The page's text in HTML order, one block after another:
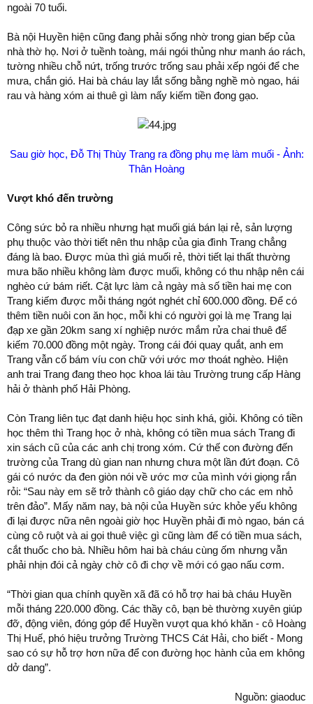
ngoài 70 tuổi.
Bà nội Huyền hiện cũng đang phải sống nhờ trong gian bếp của
nhà thờ họ. Nơi ở tuềnh toàng, mái ngói thủng như manh áo rách,
tường nhiều chỗ nứt, trống trước trống sau phải xếp ngói để che
mưa, chắn gió. Hai bà cháu lay lắt sống bằng nghề mò ngao, hái
rau và hàng xóm ai thuê gì làm nấy kiếm tiền đong gạo.
Sau giờ học, Đỗ Thị Thùy Trang ra đồng phụ mẹ làm muối - Ảnh:
Thân Hoàng
Vượt khó đến trường
Công sức bỏ ra nhiều nhưng hạt muối giá bán lại rẻ, sản lượng
phụ thuộc vào thời tiết nên thu nhập của gia đình Trang chẳng
đáng là bao. Được mùa thì giá muối rẻ, thời tiết lại thất thường
mưa bão nhiều không làm được muối, không có thu nhập nên cái
nghèo cứ bám riết. Cật lực làm cả ngày mà số tiền hai mẹ con
Trang kiếm được mỗi tháng ngót nghét chỉ 600.000 đồng. Để có
thêm tiền nuôi con ăn học, mỗi khi có người gọi là mẹ Trang lại
đạp xe gần 20km sang xí nghiệp nước mắm rửa chai thuê để
kiếm 70.000 đồng một ngày. Trong cái đói quay quắt, anh em
Trang vẫn cố bám víu con chữ với ước mơ thoát nghèo. Hiện
anh trai Trang đang theo học khoa lái tàu Trường trung cấp Hàng
hải ở thành phố Hải Phòng.
Còn Trang liên tục đạt danh hiệu học sinh khá, giỏi. Không có tiền
học thêm thì Trang học ở nhà, không có tiền mua sách Trang đi
xin sách cũ của các anh chị trong xóm. Cứ thế con đường đến
trường của Trang dù gian nan nhưng chưa một lần đứt đoạn. Cô
gái có nước da đen giòn nói về ước mơ của mình với giọng rắn
rỏi: “Sau này em sẽ trở thành cô giáo dạy chữ cho các em nhỏ
trên đảo”. Mấy năm nay, bà nội của Huyền sức khỏe yếu không
đi lại được nữa nên ngoài giờ học Huyền phải đi mò ngao, bán cá
cùng cô ruột và ai gọi thuê việc gì cũng làm để có tiền mua sách,
cắt thuốc cho bà. Nhiều hôm hai bà cháu cùng ốm nhưng vẫn
phải nhịn đói cả ngày chờ cô đi chợ về mới có gạo nấu cơm.
“Thời gian qua chính quyền xã đã có hỗ trợ hai bà cháu Huyền
mỗi tháng 220.000 đồng. Các thầy cô, bạn bè thường xuyên giúp
đỡ, động viên, đóng góp để Huyền vượt qua khó khăn - cô Hoàng
Thị Huế, phó hiệu trưởng Trường THCS Cát Hải, cho biết - Mong
sao có sự hỗ trợ hơn nữa để con đường học hành của em không
dở dang”.
Nguồn: giaoduc